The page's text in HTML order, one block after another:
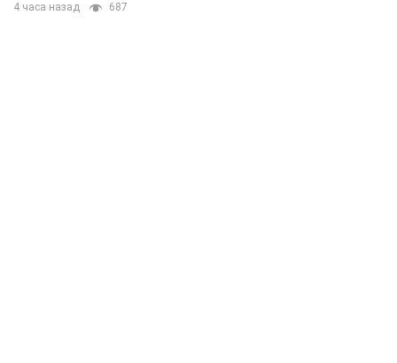
4 часа назад 687